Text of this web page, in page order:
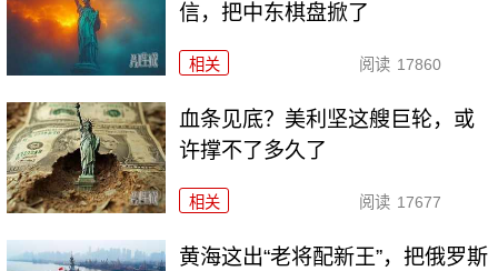
信，把中东棋盘掀了
相关 阅读 17860
血条见底？美利坚这艘巨轮，或
许撑不了多久了
相关 阅读 17677
黄海这出“老将配新王”，把俄罗斯